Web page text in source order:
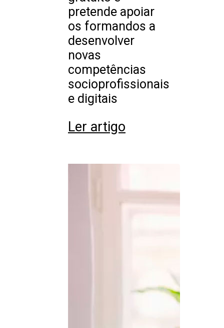
pretende apoiar
os formandos a
desenvolver
novas
competências
socioprofissionais
e digitais
Ler artigo